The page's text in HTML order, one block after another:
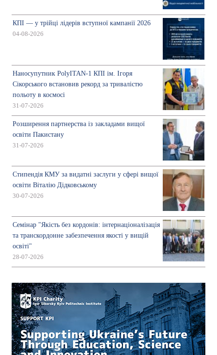
КПІ — у трійці лідерів вступної кампанії 2026
04-08-2026
Наносупутник PolyITAN-1 КПІ ім. Ігоря
Сікорського встановив рекорд за тривалістю
польоту в космосі
31-07-2026
Розширення партнерства із закладами вищої
освіти Пакистану
31-07-2026
Стипендія КМУ за видатні заслуги у сфері вищої
освіти Віталію Дідковському
30-07-2026
Семінар "Якість без кордонів: інтернаціоналізація
та транскордонне забезпечення якості у вищій
освіті"
28-07-2026